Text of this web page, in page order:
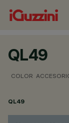
QL49
COLOR
QL49